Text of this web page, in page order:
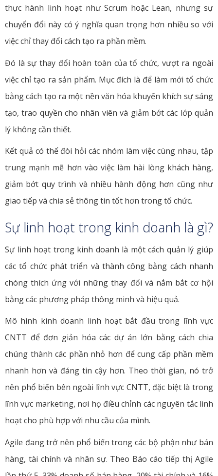
thực hành linh hoạt như Scrum hoặc Lean, nhưng sự
chuyển đổi này có ý nghĩa quan trọng hơn nhiều so với
việc chỉ thay đổi cách tạo ra phần mềm.
Đó là sự thay đổi hoàn toàn của tổ chức, vượt ra ngoài
việc chỉ tạo ra sản phẩm. Mục đích là để làm mới tổ chức
bằng cách tạo ra một nền văn hóa khuyến khích sự sáng
tạo, trao quyền cho nhân viên và giảm bớt các lớp quản
lý không cần thiết.
Kết quả có thể đòi hỏi các nhóm làm việc cùng nhau, tập
trung mạnh mẽ hơn vào việc làm hài lòng khách hàng,
giảm bớt quy trình và nhiều hành động hơn cũng như
giao tiếp và chia sẻ thông tin tốt hơn trong tổ chức.
Sự linh hoạt trong kinh doanh là gì?
Sự linh hoạt trong kinh doanh là một cách quản lý giúp
các tổ chức phát triển và thành công bằng cách nhanh
chóng thích ứng với những thay đổi và nắm bắt cơ hội
bằng các phương pháp thông minh và hiệu quả.
Mô hình kinh doanh linh hoạt bắt đầu trong lĩnh vực
CNTT để đơn giản hóa các dự án lớn bằng cách chia
chúng thành các phần nhỏ hơn để cung cấp phần mềm
nhanh hơn và đáng tin cậy hơn. Theo thời gian, nó trở
nên phổ biến bên ngoài lĩnh vực CNTT, đặc biệt là trong
lĩnh vực marketing, nơi họ điều chỉnh các nguyên tắc linh
hoạt cho phù hợp với nhu cầu của mình.
Agile đang trở nên phổ biến trong các bộ phận như bán
hàng, tài chính và nhân sự. Theo Báo cáo tiếp thị Agile